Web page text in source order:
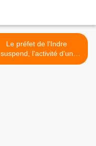
Le préfet de l'Indre
suspend, l'activité d'un
abattoir bio pour